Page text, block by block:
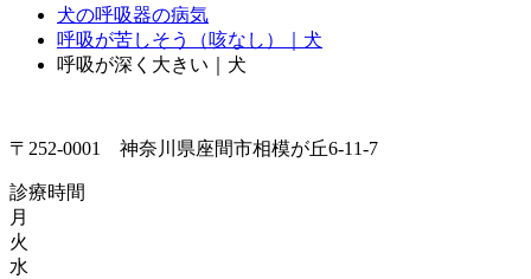
犬の呼吸器の病気
呼吸が苦しそう（咳なし）｜犬
呼吸が深く大きい｜犬
〒252-0001 神奈川県座間市相模が丘6-11-7
診療時間
月
火
水